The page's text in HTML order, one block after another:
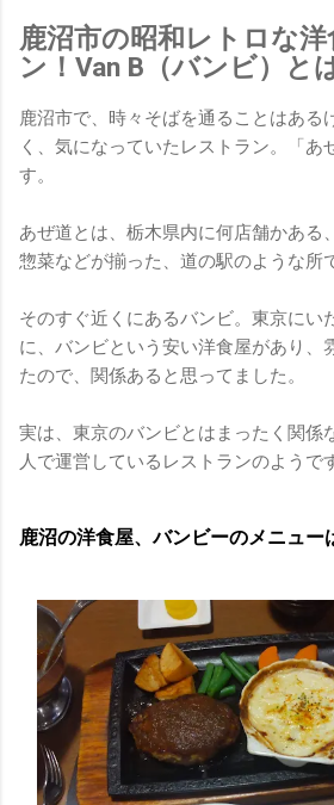
鹿沼市の昭和レトロな
ン！Van B（バンビ）と
鹿沼市で、時々そばを通ることはある
く、気になっていたレストラン。「あ
す。
あぜ道とは、栃木県内に何店舗かある
惣菜などが揃った、道の駅のような所
そのすぐ近くにあるバンビ。東京にい
に、バンビという安い洋食屋があり、
たので、関係あると思ってました。
実は、東京のバンビとはまったく関係
人で運営しているレストランのようで
鹿沼の洋食屋、バンビーのメニュー